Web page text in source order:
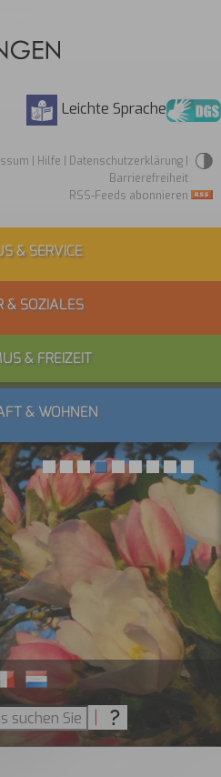
Leichte Sprache
Hilfe Datenschutzerklärung|
Barrierefreiheit
RSS-Feeds abonnieren
& SERVICE
& SOZIALES
& FREIZEIT
& WOHNEN